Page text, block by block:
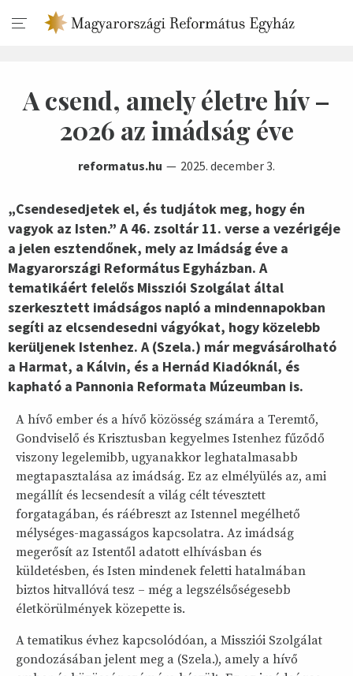
A csend, amely életre hív –
2026 az imádság éve
reformatus.hu 2025. december 3.
„Csendesedjetek el, és tudjátok meg, hogy én
vagyok az Isten.” A 46. zsoltár 11. verse a vezérigéje
a jelen esztendőnek, mely az Imádság éve a
Magyarországi Református Egyházban. A
tematikáért felelős Missziói Szolgálat által
szerkesztett imádságos napló a mindennapokban
segíti az elcsendesedni vágyókat, hogy közelebb
kerüljenek Istenhez. A (Szela.) már megvásárolható
a Harmat, a Kálvin, és a Hernád Kiadóknál, és
kapható a Pannonia Reformata Múzeumban is.
A hívő ember és a hívő közösség számára a Teremtő,
Gondviselő és Krisztusban kegyelmes Istenhez fűződő
viszony legelemibb, ugyanakkor leghatalmasabb
megtapasztalása az imádság. Ez az elmélyülés az, ami
megállít és lecsendesít a világ célt tévesztett
forgatagában, és ráébreszt az Istennel megélhető
mélységes-magasságos kapcsolatra. Az imádság
megerősít az Istentől adatott elhívásban és
küldetésben, és Isten mindenek feletti hatalmában
biztos hitvallóvá tesz – még a legszélsőségesebb
életkörülmények közepette is.
A tematikus évhez kapcsolódóan, a Missziói Szolgálat
gondozásában jelent meg a (Szela.), amely a hívő